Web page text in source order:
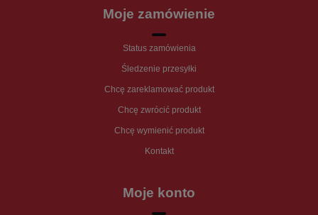
Moje zamówienie
Status zamówienia
Śledzenie przesyłki
Chcę zareklamować produkt
Chcę zwrócić produkt
Chcę wymienić produkt
Kontakt
Moje konto